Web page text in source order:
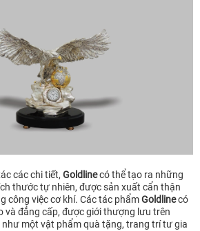
các chi tiết, Goldlinecó thể tạo ra những
thước tự nhiên, được sản xuất cẩn thận
công việc cơ khí. Các tác phẩmGoldlinecó
và đẳng cấp, được giới thượng lưu trên
như một vật phẩm quà tặng, trang trí tư gia